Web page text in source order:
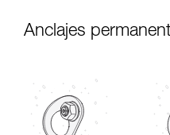
Anclajes